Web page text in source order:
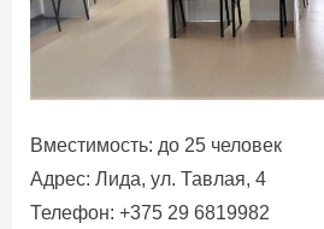
Вместимость: до 25 человек
Адрес: Лида, ул. Тавлая, 4
Телефон: +375 29 6819982